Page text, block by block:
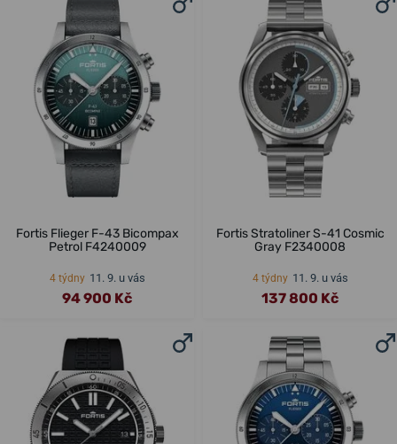
Fortis Flieger F-43 Bicompax
Petrol F4240009
4 týdny 11. 9. u vás
94 900 Kč
Fortis Stratoliner S-41 Cosmic
Gray F2340008
4 týdny 11. 9. u vás
137 800 Kč